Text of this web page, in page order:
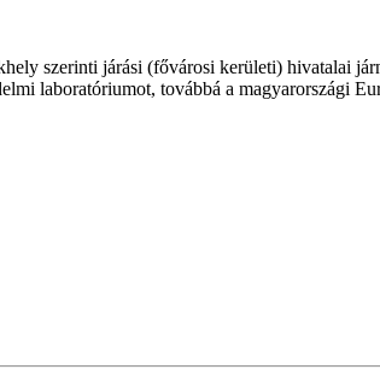
szerinti járási (fővárosi kerületi) hivatalai
laboratóriumot, továbbá a magyarországi